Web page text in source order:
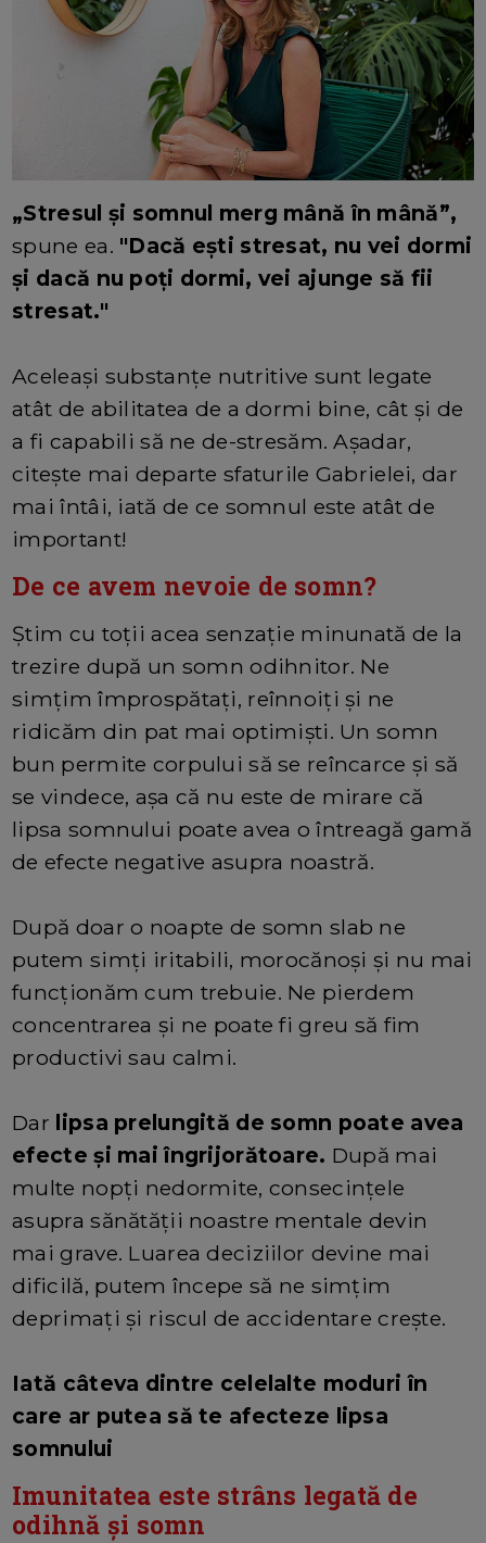
„Stresul și somnul merg mână în mână”,
spune ea. "Dacă ești stresat, nu vei dormi
și dacă nu poți dormi, vei ajunge să fii
stresat."
Aceleași substanțe nutritive sunt legate
atât de abilitatea de a dormi bine, cât și de
a fi capabili să ne de-stresăm. Așadar,
citește mai departe sfaturile Gabrielei, dar
mai întâi, iată de ce somnul este atât de
important!
De ce avem nevoie de somn?
Știm cu toții acea senzație minunată de la
trezire după un somn odihnitor. Ne
simțim împrospătați, reînnoiți și ne
ridicăm din pat mai optimiști. Un somn
bun permite corpului să se reîncarce și să
se vindece, așa că nu este de mirare că
lipsa somnului poate avea o întreagă gamă
de efecte negative asupra noastră.
După doar o noapte de somn slab ne
putem simți iritabili, morocănoși și nu mai
funcționăm cum trebuie. Ne pierdem
concentrarea și ne poate fi greu să fim
productivi sau calmi.
Dar lipsa prelungită de somn poate avea
efecte și mai îngrijorătoare. După mai
multe nopți nedormite, consecințele
asupra sănătății noastre mentale devin
mai grave. Luarea deciziilor devine mai
dificilă, putem începe să ne simțim
deprimați și riscul de accidentare crește.
Iată câteva dintre celelalte moduri în
care ar putea să te afecteze lipsa
somnului
Imunitatea este strâns legată de
odihnă și somn